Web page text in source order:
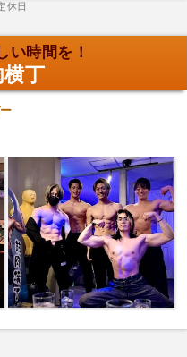
休日
い時間を！
丁